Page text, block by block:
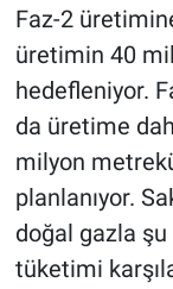
Faz-2
üretimin 40
hedefleniyor.
da üretime
milyon
planlanıyor.
doğal gazla
tüketimi